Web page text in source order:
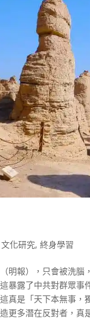
文化研究,終身學習
明報），只會被洗
暴露了中共對群眾
真是「天下本無事
更多潛在反對者，